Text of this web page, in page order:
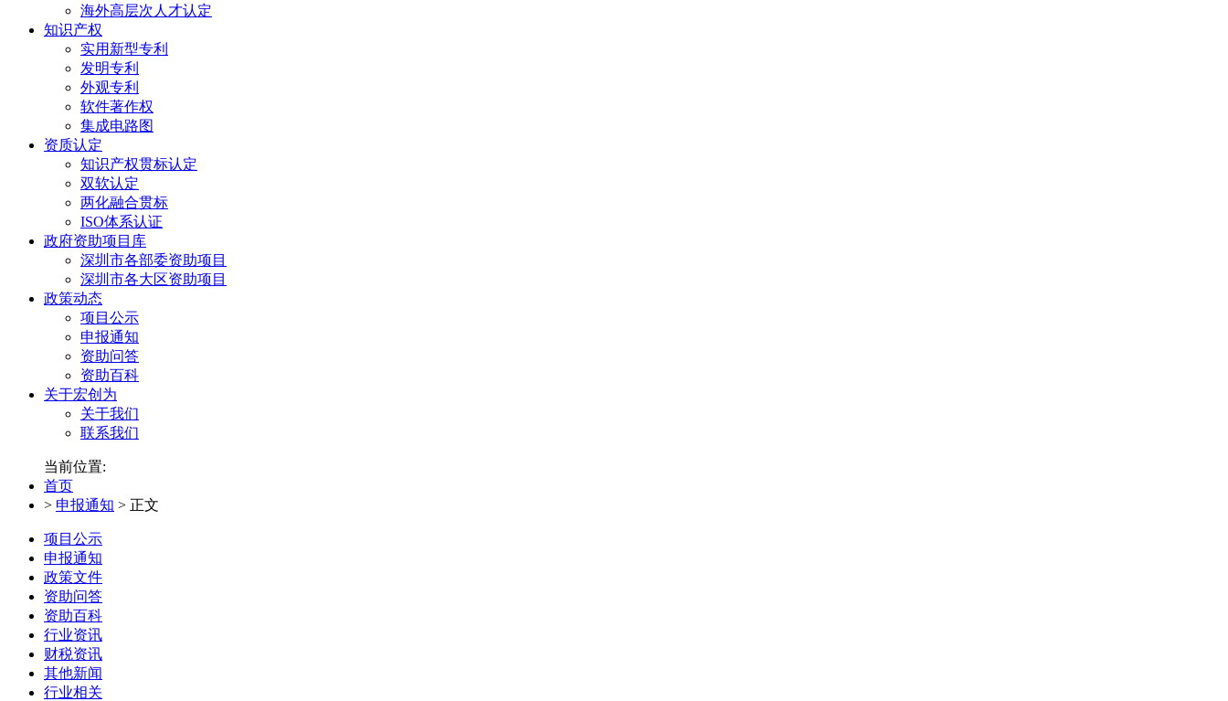
海外高层次人才认定
知识产权
实用新型专利
发明专利
外观专利
软件著作权
集成电路图
资质认定
知识产权贯标认定
双软认定
两化融合贯标
ISO体系认证
政府资助项目库
深圳市各部委资助项目
深圳市各大区资助项目
政策动态
项目公示
申报通知
资助问答
资助百科
关于宏创为
关于我们
联系我们
当前位置:
首页
> 申报通知 > 正文
项目公示
申报通知
政策文件
资助问答
资助百科
行业资讯
财税资讯
其他新闻
行业相关